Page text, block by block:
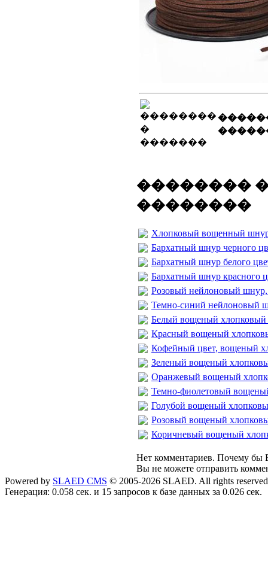
��������
��������
Хлопковый вощенный
Бархатный шнур черного
Бархатный шнур белого
Бархатный шнур красного
Розовый нейлоновый
Темно-синий нейлоновый
Белый вощеный
Красный вощеный
Кофейный цвет, вощеный
Зеленый вощеный
Оранжевый вощеный
Темно-фиолетовый
Голубой вощеный
Розовый вощеный
Коричневый вощеный
Нет комментариев. Почему бы
Вы не можете отправить
Powered by SLAED CMS © 2005-2026 SLAED. All rights
Генерация: 0.058 сек. и 15 запросов к базе данных за 0.026 сек.